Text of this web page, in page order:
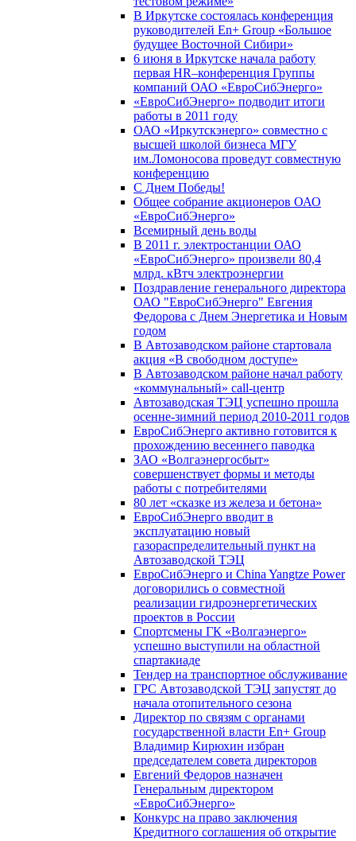
В Иркутске состоялась конференция
руководителей En+ Group «Большое
будущее Восточной Сибири»
6 июня в Иркутске начала работу
первая HR–конференция Группы
компаний ОАО «ЕвроСибЭнерго»
«ЕвроСибЭнерго» подводит итоги
работы в 2011 году
ОАО «Иркутскэнерго» совместно с
высшей школой бизнеса МГУ
им.Ломоносова проведут совместную
конференцию
С Днем Победы!
Общее собрание акционеров ОАО
«ЕвроСибЭнерго»
Всемирный день воды
В 2011 г. электростанции ОАО
«ЕвроСибЭнерго» произвели 80,4
млрд. кВтч электроэнергии
Поздравление генерального директора
ОАО "ЕвроСибЭнерго" Евгения
Федорова с Днем Энергетика и Новым
годом
В Автозаводском районе стартовала
акция «В свободном доступе»
В Автозаводском районе начал работу
«коммунальный» call-центр
Автозаводская ТЭЦ успешно прошла
осенне-зимний период 2010-2011 годов
ЕвроСибЭнерго активно готовится к
прохождению весеннего паводка
ЗАО «Волгаэнергосбыт»
совершенствует формы и методы
работы с потребителями
80 лет «сказке из железа и бетона»
ЕвроСибЭнерго вводит в
эксплуатацию новый
газораспределительный пункт на
Автозаводской ТЭЦ
ЕвроСибЭнерго и China Yangtze Power
договорились о совместной
реализации гидроэнергетических
проектов в России
Спортсмены ГК «Волгаэнерго»
успешно выступили на областной
спартакиаде
Тендер на транспортное обслуживание
ГРС Автозаводской ТЭЦ запустят до
начала отопительного сезона
Директор по связям с органами
государственной власти En+ Group
Владимир Кирюхин избран
председателем совета директоров
Евгений Федоров назначен
Генеральным директором
«ЕвроСибЭнерго»
Конкурс на право заключения
Кредитного соглашения об открытие